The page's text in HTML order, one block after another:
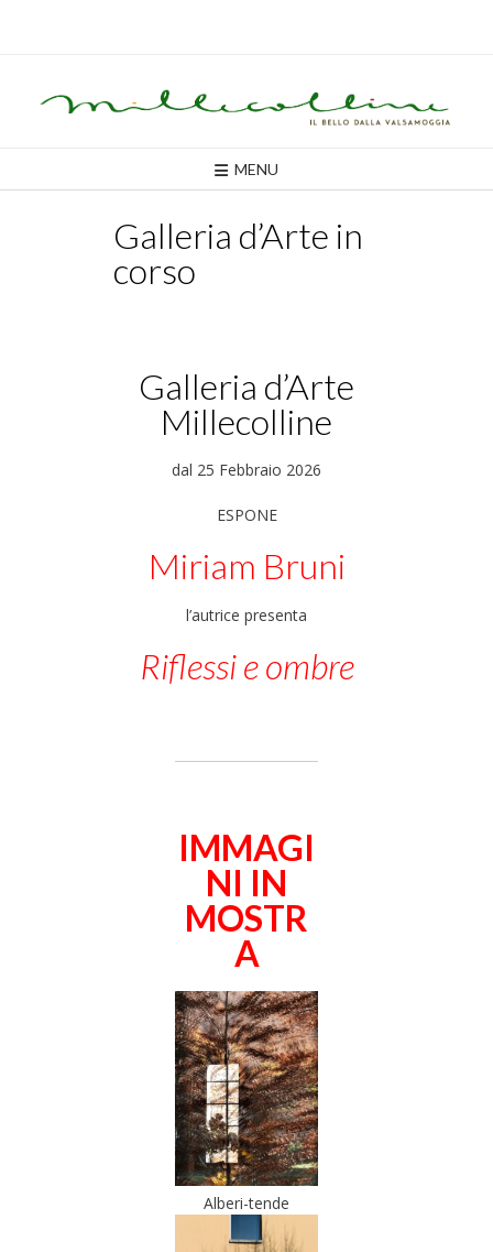
MENU
Galleria d’Arte in
corso
Galleria d’Arte
Millecolline
dal 25 Febbraio 2026
ESPONE
Miriam Bruni
l’autrice presenta
Riflessi e ombre
IMMAGI
NI IN
MOSTR
A
Alberi-tende